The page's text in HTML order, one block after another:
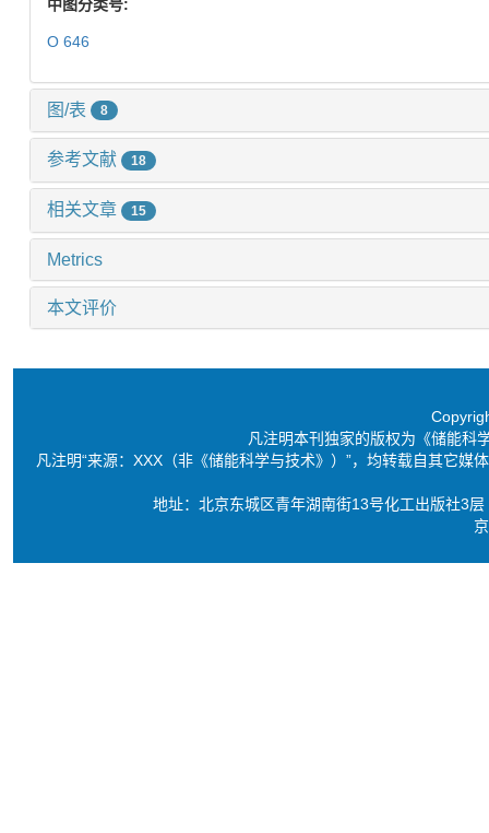
中图分类号:
O 646
图/表 8
参考文献 18
相关文章 15
Metrics
本文评价
凡注明本刊独家的版权为《储能科
凡注明“来源：XXX（非《储能科学与技术》）”，均转载自其它
地址：北京东城区青年湖南街13号化工出版社